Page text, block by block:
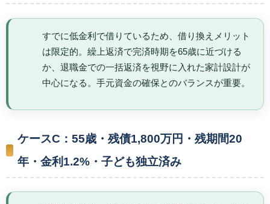
すでに低金利で借りているため、借り換えメリット
は限定的。繰上返済で完済時期を65歳に近づける
か、退職金での一括返済を視野に入れた家計設計が
中心になる。手元資金の確保とのバランスが重要。
ケースC：55歳・残債1,800万円・残期間20
年・金利1.2%・子ども独立済み